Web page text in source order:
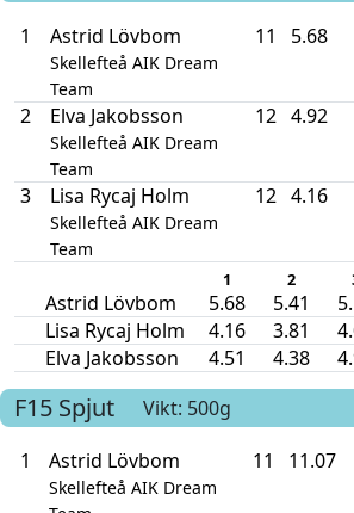
1 Astrid Lövbom
Skellefteå AIK Dream
Team
11 5.68
2 Elva Jakobsson
Skellefteå AIK Dream
Team
12 4.92
3 Lisa Rycaj Holm
Skellefteå AIK Dream
Team
12 4.16
1 2
Astrid Lövbom 5.68 5.41
Lisa Rycaj Holm
4.16 3.81
Elva Jakobsson
4.51 4.38
F15 Spjut Vikt: 500g
1 Astrid Lövbom
Skellefteå AIK Dream
11 11.07